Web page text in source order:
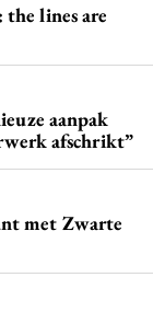
lines are
aanpak
afschrikt”
met Zwarte